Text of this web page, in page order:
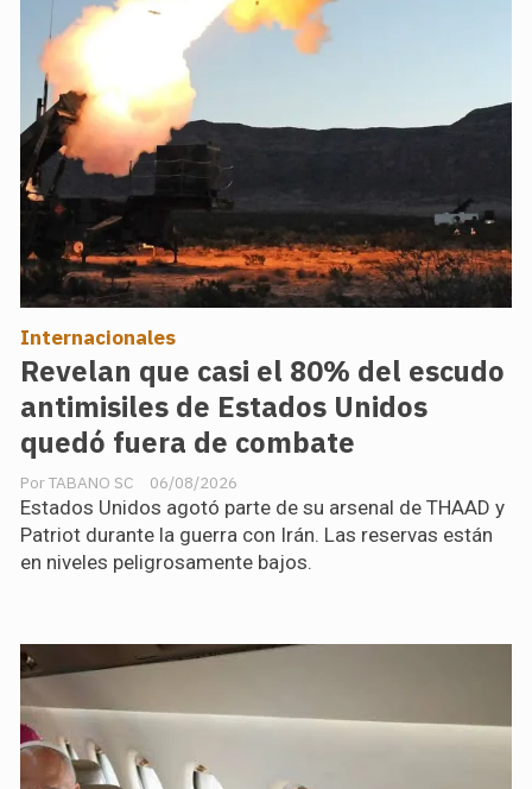
Revelan que casi el 80% del escudo
antimisiles de Estados Unidos
quedó fuera de combate
TABANO SC
Internacionales
06/08/2026
Estados Unidos agotó parte de su arsenal de THAAD y
Patriot durante la guerra con Irán. Las reservas están
en niveles peligrosamente bajos.